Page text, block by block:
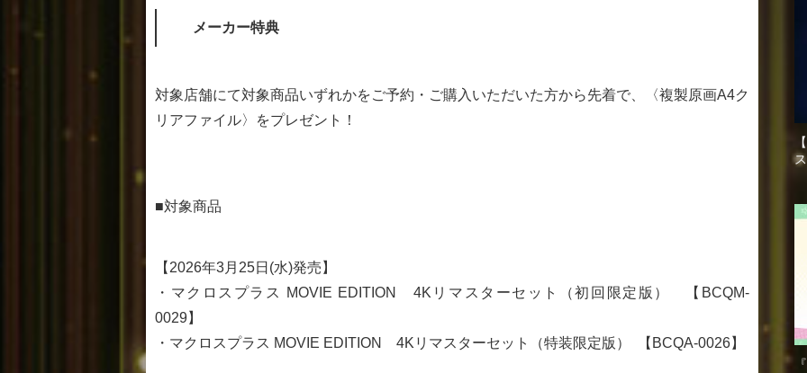
メーカー特典
対象店舗にて対象商品いずれかをご予約・ご購入いただいた方から先着で、〈複製原画A4ク
リアファイル〉をプレゼント！
■対象商品
【2026年3月25日(水)発売】
・マクロスプラス MOVIE EDITION 4Kリマスターセット（初回限定版） 【BCQM-
0029】
・マクロスプラス MOVIE EDITION 4Kリマスターセット（特装限定版） 【BCQA-0026】